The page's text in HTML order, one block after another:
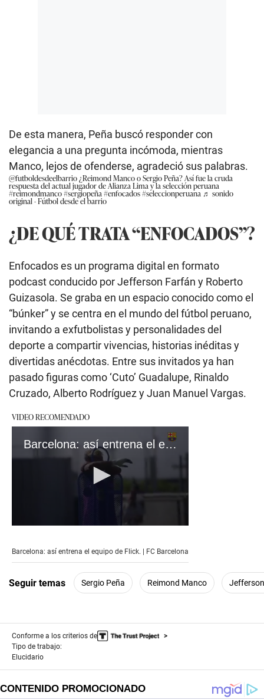
De esta manera, Peña buscó responder con
elegancia a una pregunta incómoda, mientras
Manco, lejos de ofenderse, agradeció sus palabras.
@futboldesdeelbarrio ¿Reimond Manco o Sergio Peña? Así fue la cruda
respuesta del actual jugador de Alianza Lima y la selección peruana
#reimondmanco#sergiopeña #enfocados#seleccionperuana ♬ sonido
original - Fútbol desde el barrio
¿DE QUÉ TRATA “ENFOCADOS”?
Enfocados es un programa digital en formato
podcast conducido por Jefferson Farfán y Roberto
Guizasola. Se graba en un espacio conocido como el
“búnker” y se centra en el mundo del fútbol peruano,
invitando a exfutbolistas y personalidades del
deporte a compartir vivencias, historias inéditas y
divertidas anécdotas. Entre sus invitados ya han
pasado figuras como ‘Cuto’ Guadalupe, Rinaldo
Cruzado, Alberto Rodríguez y Juan Manuel Vargas.
VIDEO RECOMENDADO
Barcelona: así entrena el equipo de Flick. | FC Barcelona
of
seconds
Barcelona: así entrena el equipo de Flick. | FC Barcelona
Seguir temas Sergio Peña Reimond Manco
Conforme a los criterios de
Tipo de trabajo:
Elucidario